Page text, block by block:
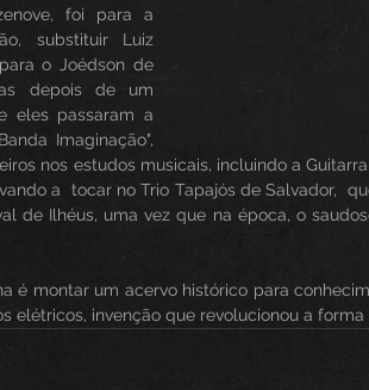
foi para a
substituir Luiz
o Joédson de
depois de um
eles passaram a
Imaginação",
nos estudos musicais, incluindo a
a  tocar no Trio Tapajós de Salvador,
de Ilhéus, uma vez que na época, o
é montar um acervo histórico para
elétricos, invenção que revolucionou a